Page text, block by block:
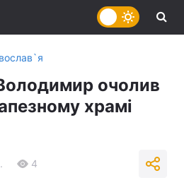
очолив
храмі
4